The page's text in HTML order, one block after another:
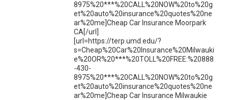
8975%20***%20CALL%20NOW%20to%20g
et%20auto%20insurance%20quotes%20ne
ar%20me]Cheap Car Insurance Moorpark
CA[/url]
[url=https://terp.umd.edu/?
s=Cheap%20Car%20Insurance%20Milwauki
e%20OR%20***%20TOLL%20FREE:%20888
-430-
8975%20***%20CALL%20NOW%20to%20g
et%20auto%20insurance%20quotes%20ne
ar%20me]Cheap Car Insurance Milwaukie